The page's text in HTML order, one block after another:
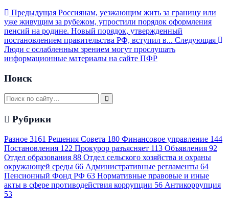
Предыдущая Россиянам, уезжающим жить за границу или
уже живущим за рубежом, упростили порядок оформления
пенсий на родине. Новый порядок, утвержденный
постановлением правительства РФ, вступил в... Следующая
Люди с ослабленным зрением могут прослушать
информационные материалы на сайте ПФР
Поиск
Рубрики
Разное 3161 Решения Совета 180 Финансовое управление 144
Постановления 122 Прокурор разъясняет 113 Объявления 92
Отдел образования 88 Отдел сельского хозяйства и охраны
окружающей среды 66 Административные регламенты 64
Пенсионный Фонд РФ 63 Нормативные правовые и иные
акты в сфере противодействия коррупции 56 Антикоррупция
53